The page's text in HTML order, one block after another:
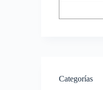
Categorías